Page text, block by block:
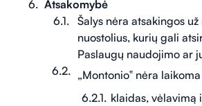
Atsakomybė
Šalys nėra atsakingos
nuostolius, kurių gali
Paslaugų naudojimo ar
„Montonio‟ nėra
klaidas, vėlavimą